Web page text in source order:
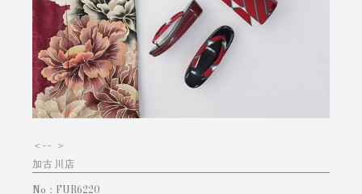
＜-- ＞
加古川店
No： FUR6220